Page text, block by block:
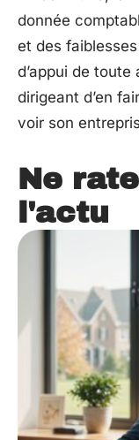
donnée
et des
d’appui de
dirigeant d’en
voir son
Ne
l'actu